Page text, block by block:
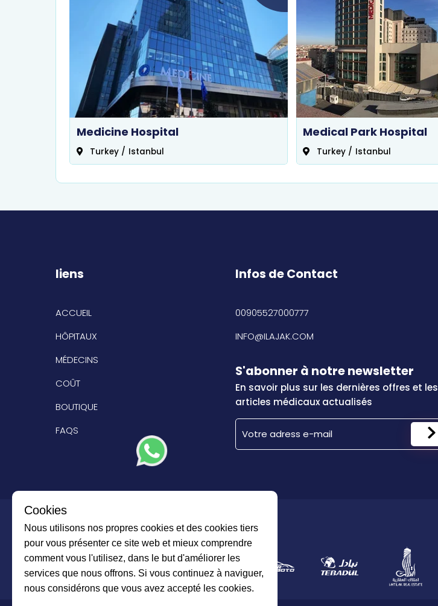
Medicine Hospital
Turkey / Istanbul
Medical Park Hospital
Turkey / Istanbul
liens
ACCUEIL
HÔPITAUX
MÉDECINS
COÛT
BOUTIQUE
FAQS
Infos de Contact
00905527000777
INFO@ILAJAK.COM
S'abonner à notre newsletter
En savoir plus sur les dernières offres et les
articles médicaux actualisés
Groupe Imtilak
Cookies
Nous utilisons nos propres cookies et des cookies tiers
pour vous présenter ce site web et mieux comprendre
comment vous l'utilisez, dans le but d'améliorer les
services que nous offrons. Si vous continuez à naviguer,
nous considérons que vous avez accepté les cookies.